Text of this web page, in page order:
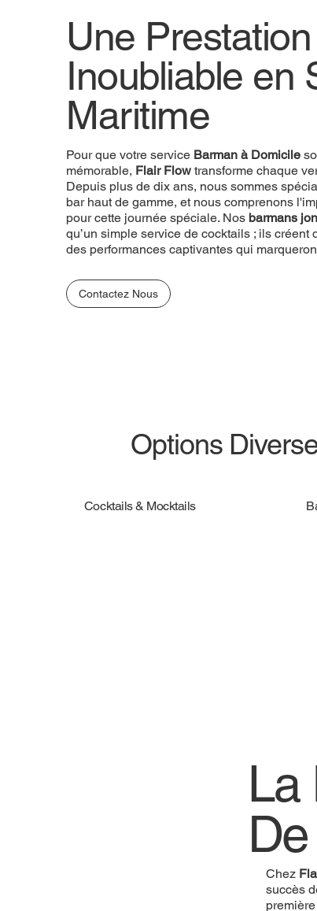
Une
Inoubliable en
Maritime
Pour que votre Prestation Barmansoit aussi
Flowtransforme chaque verre en une
nous sommes spécialisés dans les
nous comprenons l'importance de chaque
spéciale. Nosbarmans jongleurs vous
service de cocktails ; ils créent des
performances captivantes qui marqueront
Contactez Nous
Une
Inoubliable en
Maritime
Pour que votre service Barman à Domicile
mémorable, Flair Flow transforme chaque
Depuis plus de dix ans, nous sommes
bar haut de gamme, et nous comprenons
pour cette journée spéciale. Nos barmans
qu’un simple service de cocktails ; ils créent
des performances captivantes qui
Contactez Nous
Options
Cocktails & Mocktails
La
Chez
succès